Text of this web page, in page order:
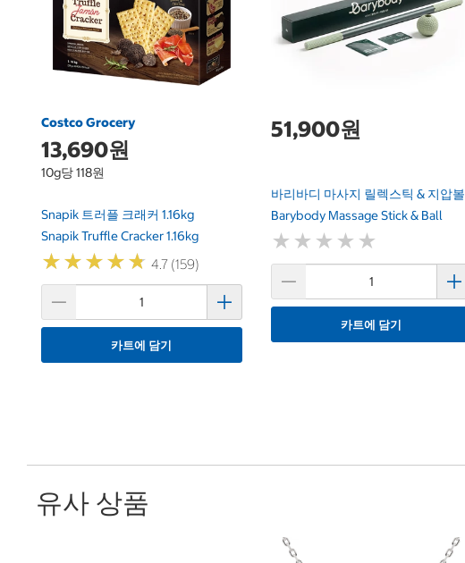
Costco Grocery
13,690원
10g당 118원
Snapik 트러플 크래커 1.16kg
Snapik Truffle Cracker 1.16kg
★★★★★
★★★★★ 4.7 (159)
카트에 담기
51,900원
바리바디 마사지 릴렉스틱 & 지압볼
Barybody Massage Stick & Ball
★ ★ ★ ★ ★
★ ★ ★ ★ ★
카트에 담기
유사 상품